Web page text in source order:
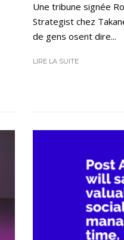
Une tribune signée
Strategist chez
de gens osent dire...
LIRE LA SUITE